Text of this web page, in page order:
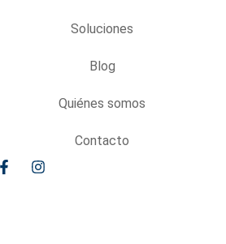
Soluciones
Blog
Quiénes somos
Contacto